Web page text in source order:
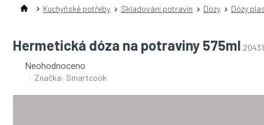
Kuchyňské potřeby Skladování potravin Dózy Dózy
Hermetická dóza na potraviny 575ml
Průměrné
hodnocení
je
Neohodnoceno
Značka: Smartcook